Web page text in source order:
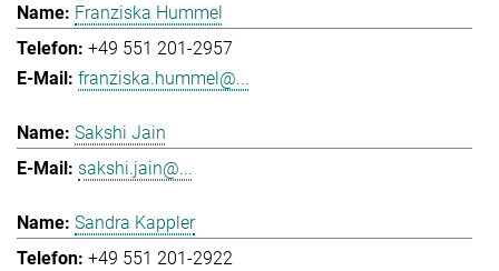
Franziska Hummel
+49 551 201-2957
franziska.hummel@...
Sakshi Jain
sakshi.jain@...
Sandra Kappler
+49 551 201-2922